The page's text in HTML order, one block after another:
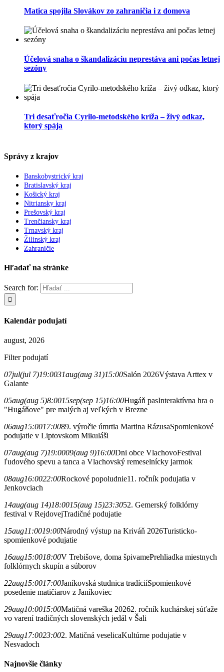
Matica spojila Slovákov zo zahraničia i z domova
Účelová snaha o škandalizáciu neprestáva ani počas letnej
sezóny
Tri desaťročia Cyrilo-metodského kríža – živý odkaz,
ktorý spája
Správy z krajov
Banskobystrický kraj
Bratislavský kraj
Košický kraj
Nitriansky kraj
Prešovský kraj
Trenčiansky kraj
Trnavský kraj
Žilinský kraj
Zahraničie
Hľadať na stránke
Search for:
Kalendár podujatí
august, 2026
Filter podujatí
07jul(jul 7)19:0031aug(aug 31)15:00Salón 2026Výstava Arttex v
Galante
05aug(aug 5)8:0015sep(sep 15)16:00Hugáň pasInteraktívna hra o
"Hugáňove" pre malých aj veľkých v Brezne
06aug15:0017:0089. výročie úmrtia Martina RázusaSpomienkové
podujatie v Liptovskom Mikuláši
07aug(aug 7)19:0009(aug 9)16:00Dni obce VlachovoFestival
ľudového spevu a tanca a Vlachovský remeselnícky jarmok
08aug16:0022:00Rockové popoludnie11. ročník podujatia v
Jenkovciach
14aug(aug 14)18:0015(aug 15)23:3052. Gemerský folklórny
festival v RejdovejTradičné podujatie
15aug11:0019:00Národný výstup na Kriváň 2026Turisticko-
spomienkové podujatie
16aug15:0018:00V Trebišove, doma špivamePrehliadka miestnych
folklórnych skupín a súborov
22aug15:0017:00Janíkovská studnica tradíciíSpomienkové
posedenie matičiarov z Janíkoviec
29aug10:0015:00Matičná vareška 20262. ročník kuchárskej súťaže
vo varení tradičných slovenských jedál v Šali
29aug17:0023:002. Matičná veselicaKultúrne podujatie v
Nesvadoch
Najnovšie články